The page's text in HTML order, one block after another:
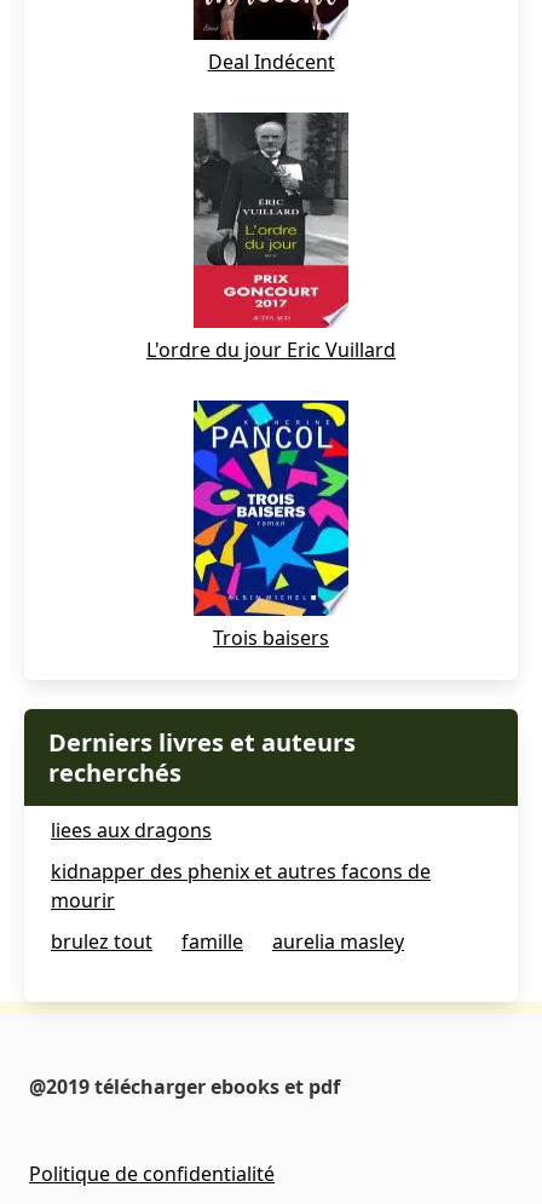
Deal Indécent
L'ordre du jour Eric Vuillard
Trois baisers
Derniers livres et auteurs
recherchés
liees aux dragons
kidnapper des phenix et autres facons de
mourir
brulez tout
famille aurelia masley
@2019 télécharger ebooks et pdf
Politique de confidentialité